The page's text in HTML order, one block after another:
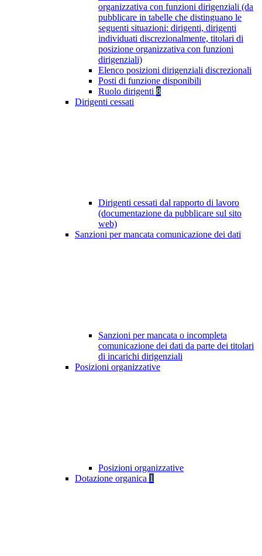
organizzativa con funzioni dirigenziali (da
pubblicare in tabelle che distinguano le
seguenti situazioni: dirigenti, dirigenti
individuati discrezionalmente, titolari di
posizione organizzativa con funzioni
dirigenziali)
Elenco posizioni dirigenziali discrezionali
Posti di funzione disponibili
Ruolo dirigenti 8
Dirigenti cessati
Dirigenti cessati dal rapporto di lavoro
(documentazione da pubblicare sul sito
web)
Sanzioni per mancata comunicazione dei dati
Sanzioni per mancata o incompleta
comunicazione dei dati da parte dei titolari
di incarichi dirigenziali
Posizioni organizzative
Posizioni organizzative
Dotazione organica 1